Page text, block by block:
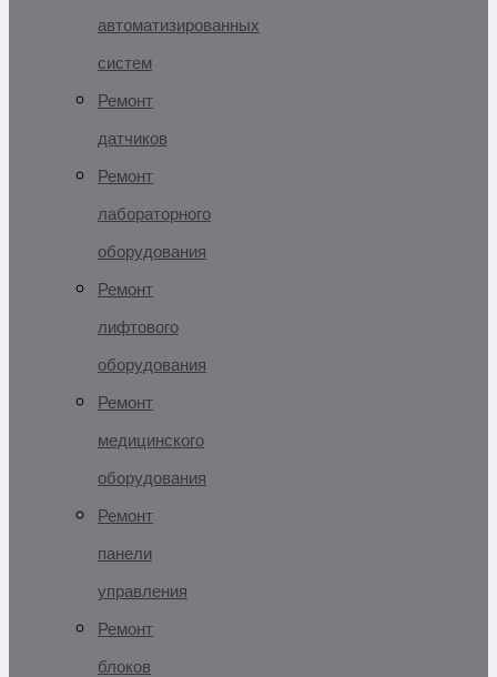
автоматизированных
систем
Ремонт
датчиков
Ремонт
лабораторного
оборудования
Ремонт
лифтового
оборудования
Ремонт
медицинского
оборудования
Ремонт
панели
управления
Ремонт
блоков